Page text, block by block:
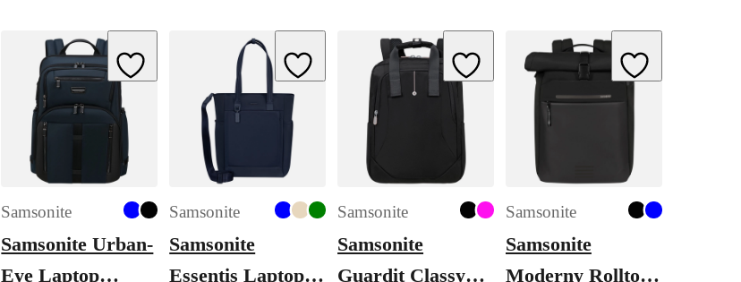
Add to Wishlist
Samsonite
Samsonite Urban-
Eye Laptop
Add to Wishlist
Samsonite
Samsonite
Essentis Laptop
Add to Wishlist
Samsonite
Samsonite
Guardit Classy
Add to Wishlist
Samsonite
Samsonite
Moderny Rolltop